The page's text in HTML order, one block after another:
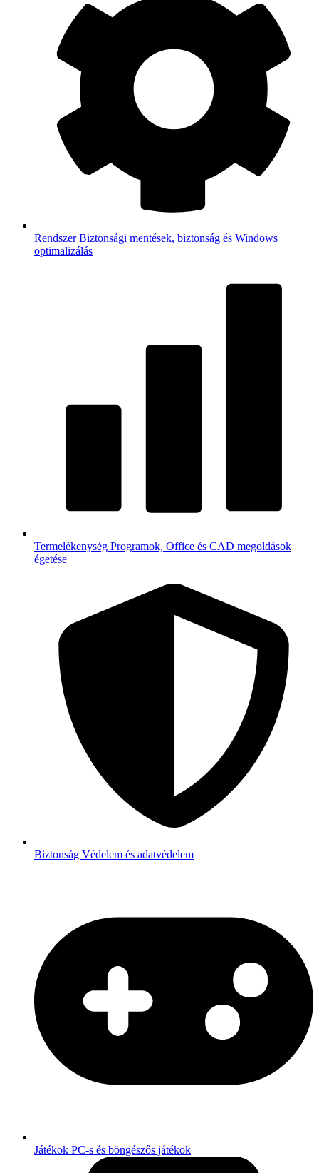
RendszerBiztonsági mentések, biztonság és Windows
optimalizálás
Termelékenység Programok, Office és CAD megoldások
égetése
Biztonság Védelem és adatvédelem
Játékok PC-s és böngészős játékok